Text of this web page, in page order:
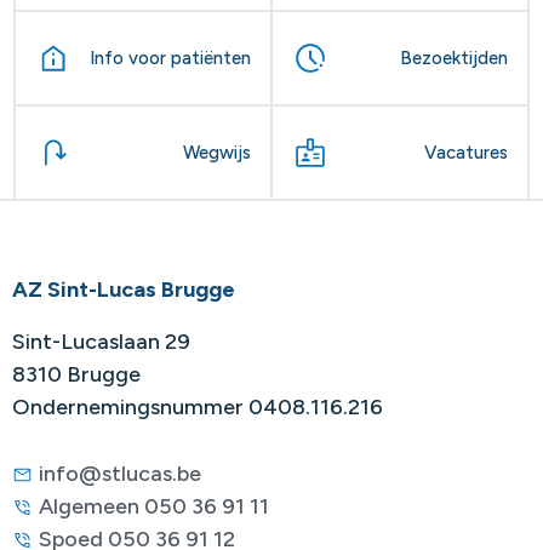
Info voor patiënten Bezoektijden
Wegwijs Vacatures
AZ Sint-Lucas Brugge
Sint-Lucaslaan 29
8310 Brugge
Ondernemingsnummer 0408.116.216
info@stlucas.be
Algemeen 050 36 91 11
Spoed 050 36 91 12